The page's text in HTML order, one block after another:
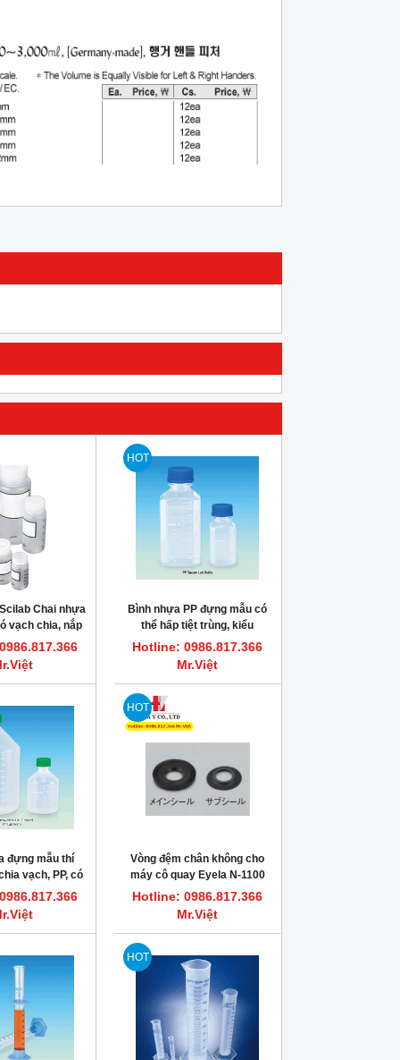
HOT HOT
Chai nhựa
vạch chia, nắp
Azlon
HOT
Bình nhựa PP đựng mẫu có
thể hấp tiệt trùng, kiểu
vuông, Hàn Quốc
Hotline: 0986.817.366
Mr.Việt
đựng mẫu thí
vạch, PP, có
tiệt trùng
HOT
Vòng đệm chân không cho
máy cô quay Eyela N-1100
Hotline: 0986.817.366
Mr.Việt
HOT